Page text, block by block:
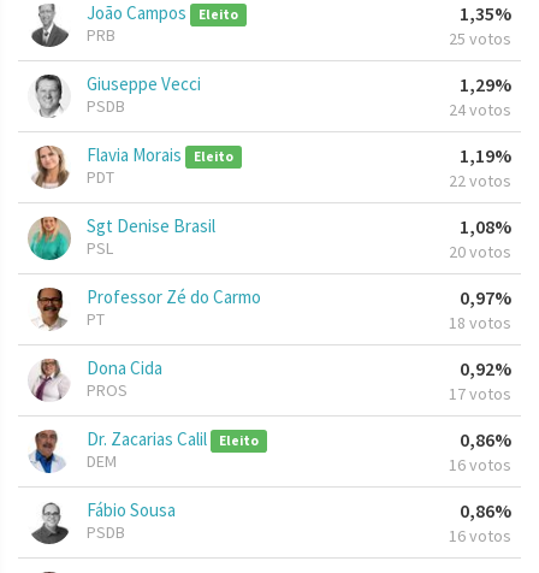
João Campos Eleito
PRB
1,35%
25 votos
Giuseppe Vecci
PSDB
1,29%
24 votos
Flavia Morais Eleito
PDT
1,19%
22 votos
Sgt Denise Brasil
PSL
1,08%
20 votos
Professor Zé do Carmo
PT
0,97%
18 votos
Dona Cida
PROS
0,92%
17 votos
Dr. Zacarias Calil Eleito
DEM
0,86%
16 votos
Fábio Sousa
PSDB
0,86%
16 votos